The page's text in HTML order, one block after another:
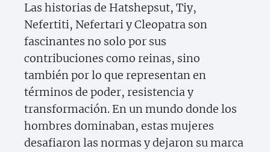
Las historias de Hatshepsut, Tiy,
Nefertiti, Nefertari y Cleopatra son
fascinantes no solo por sus
contribuciones como reinas, sino
también por lo que representan en
términos de poder, resistencia y
transformación. En un mundo donde los
hombres dominaban, estas mujeres
desafiaron las normas y dejaron su marca